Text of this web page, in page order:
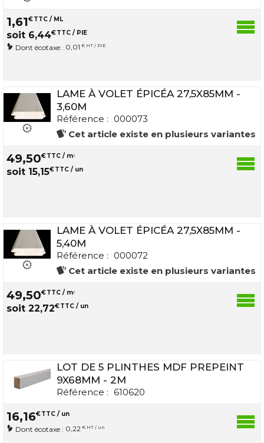
1,61€TTC / ML
soit 6,44€TTC / PIE
Dont écotaxe : 0,01 € HT / PIE
LAME À VOLET ÉPICÉA 27,5X85MM -
3,60M
Référence : 000073
Cet article existe en plusieurs variantes
49,50€TTC / m2
soit 15,15€TTC / un
LAME À VOLET ÉPICÉA 27,5X85MM -
5,40M
Référence : 000072
Cet article existe en plusieurs variantes
49,50€TTC / m2
soit 22,72€TTC / un
LOT DE 5 PLINTHES MDF PREPEINT
9X68MM - 2M
Référence : 610620
16,16€TTC / un
Dont écotaxe : 0,22 € HT / un